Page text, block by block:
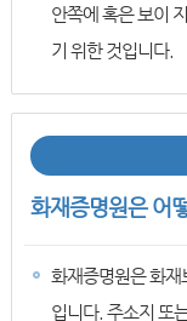
안쪽에 혹은 보이
기 위한 것입니다.
화재증명원은 어
화재증명원은 화재
입니다. 주소지 또